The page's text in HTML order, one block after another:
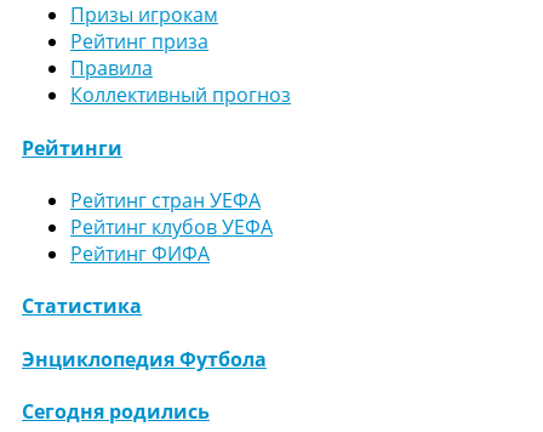
Призы игрокам
Рейтинг приза
Правила
Коллективный прогноз
Рейтинги
Рейтинг стран УЕФА
Рейтинг клубов УЕФА
Рейтинг ФИФА
Статистика
Энциклопедия Футбола
Сегодня родились